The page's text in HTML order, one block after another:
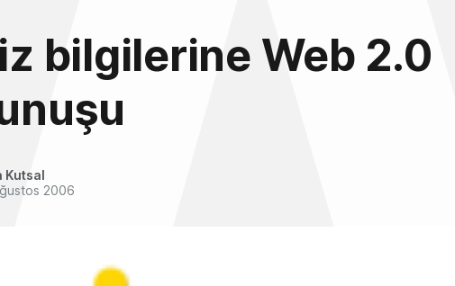
bilgilerine Web 2.0
Kutsal
2006